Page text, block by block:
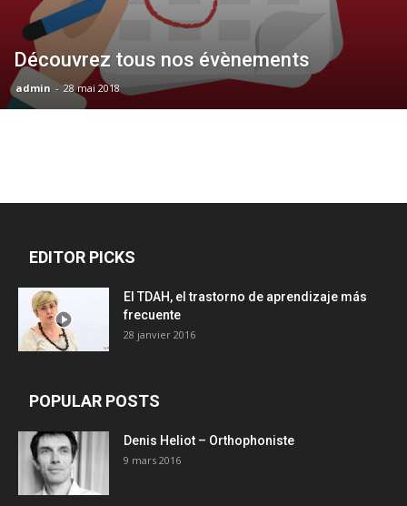
Découvrez tous nos évènements
admin - 28 mai 2018
EDITOR PICKS
El TDAH, el trastorno de aprendizaje más
frecuente
28 janvier 2016
POPULAR POSTS
Denis Heliot – Orthophoniste
9 mars 2016